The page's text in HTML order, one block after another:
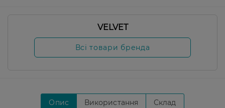
VELVET
Всі товари бренда
Опис Використання Склад